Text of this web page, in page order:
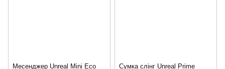
Месенджер Unreal Mini Eco
Сумка слінг Unreal Prime